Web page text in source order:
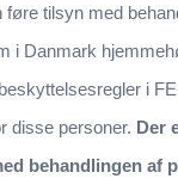
tilsyn med
i Danmark
i
disse personer. Der
behandlingen af